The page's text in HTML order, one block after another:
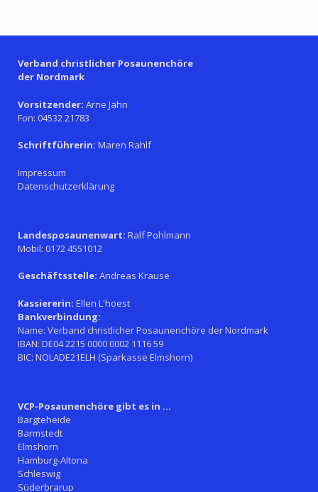
Verband christlicher Posaunenchöre
der Nordmark
Vorsitzender: Arne Jahn
Fon: 04532 21783
Schriftführerin: Maren Rahlf
Impressum
Datenschutzerklärung
Landesposaunenwart: Ralf Pohlmann
Mobil: 0172 4551012
Geschäftsstelle: Andreas Krause
Kassiererin: Ellen L'hoest
Bankverbindung:
Name: Verband christlicher Posaunenchöre der Nordmark
IBAN: DE04 2215 0000 0002 1116 59
BIC: NOLADE21ELH (Sparkasse Elmshorn)
VCP-Posaunenchöre gibt es in ...
Bargteheide
Barmstedt
Elmshorn
Hamburg-Altona
Schleswig
Süderbrarup